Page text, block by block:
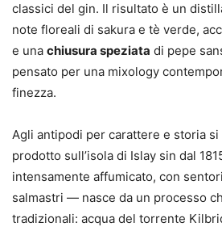
classici del gin. Il risultato è un
note floreali di sakura e tè verde,
e una chiusura speziata di pepe
pensato per una mixology
finezza.
Agli antipodi per carattere e storia si
prodotto sull’isola di Islay sin dal
intensamente affumicato, con
salmastri — nasce da un processo
tradizionali: acqua del torrente